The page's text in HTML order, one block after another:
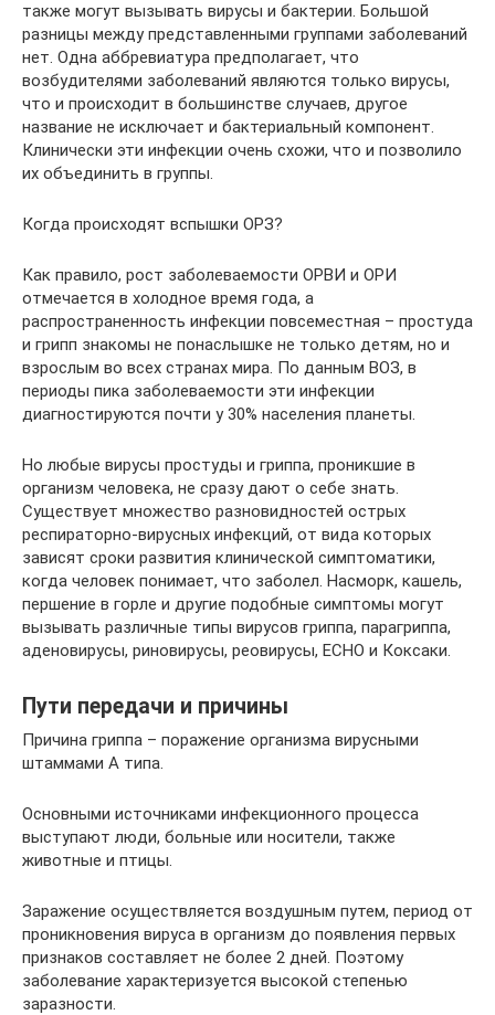
также могут вызывать вирусы и бактерии. Большой
разницы между представленными группами заболеваний
нет. Одна аббревиатура предполагает, что
возбудителями заболеваний являются только вирусы,
что и происходит в большинстве случаев, другое
название не исключает и бактериальный компонент.
Клинически эти инфекции очень схожи, что и позволило
их объединить в группы.
Когда происходят вспышки ОРЗ?
Как правило, рост заболеваемости ОРВИ и ОРИ
отмечается в холодное время года, а
распространенность инфекции повсеместная – простуда
и грипп знакомы не понаслышке не только детям, но и
взрослым во всех странах мира. По данным ВОЗ, в
периоды пика заболеваемости эти инфекции
диагностируются почти у 30% населения планеты.
Но любые вирусы простуды и гриппа, проникшие в
организм человека, не сразу дают о себе знать.
Существует множество разновидностей острых
респираторно-вирусных инфекций, от вида которых
зависят сроки развития клинической симптоматики,
когда человек понимает, что заболел. Насморк, кашель,
першение в горле и другие подобные симптомы могут
вызывать различные типы вирусов гриппа, парагриппа,
аденовирусы, риновирусы, реовирусы, ECHO и Коксаки.
Пути передачи и причины
Причина гриппа – поражение организма вирусными
штаммами А типа.
Основными источниками инфекционного процесса
выступают люди, больные или носители, также
животные и птицы.
Заражение осуществляется воздушным путем, период от
проникновения вируса в организм до появления первых
признаков составляет не более 2 дней. Поэтому
заболевание характеризуется высокой степенью
заразности.